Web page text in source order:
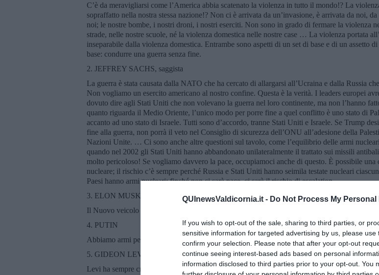
QUInewsValdicornia.it - Do Not Process My
If you wish to opt-out of the sale, sharing to third parties, or
sensitive information for targeted advertising by us, please
confirm your selection. Please note that after your opt-out
continue seeing interest-based ads based on personal
information disclosed to third parties prior to your opt-out. You
C’è da meravigliarsi come l’America abbia scatenato la violenza in tutto il mondo!? La
sopraffatto nella nostra stessa nazione!? Non ci è arrivata da un’invasione, è arrivata da noi,
noi; le nostre bombe, i nostri droni, i nostri eserciti. Non sono in grado di fermare la violenza
strade, nelle nostre scuole, né la violenza domestica nelle nostre case … La violenza portata
inseparabile dalla violenza domestica. Entrambe sono aspetti di un set di base e di un assetto
base: condurre una guerra senza fine.
2. JEFFREY SACHS, saggista
La guerra è stata causata dalla NATO che ha cercato di allargarsi all’Ucraina e dalla Russia
Non vogliamo un esercito americano al nostro confine. Questa è la verità. I leaders europei
dovuto dire agli Stati Uniti che non volevano la guerra nel loro continente, ma non l’hanno
quanto riguarda il Medio Oriente, l’unico modo per porre fine a quel conflitto è uno stato di
accanto ad uno stato di Israele. Tutti sono d’accordo, tranne Stati Uniti e Israele. Se Trump
fine alla guerra, non porrà il veto nel Consiglio di sicurezza dell’ONU all’adesione della
Nazioni Unite. … Ci sono anche altre questioni sul tavolo, come l’equilibrio delle armi
quando nel 2002 gli Stati Uniti hanno abbandonato unilateralmente il trattato sui missili
molto pericoloso! Se vogliamo davvero la pace, occupiamoci anche di questo. È possibile una
nucleare; il rischio c’è sempre perché Russia e Stati Uniti hanno seimila testate nucleari
Paesi hanno armi nucleari: finché non ci sarà pace, ci sarà il rischio di escalation.
3. ELON MUSK
Il Nuovo veicolo di SpaceX potrebbe distruggere la Russia in pochi secondi!
4. PUTIN
Abbiamo armi per colpire i Paesi occidentali … abbiamo un supermissile che non è possibile
5. GIDEON LEVI, giornalista israeliano
Levi ha sempre criticato la politica di Israele, che lui definisce apertamente uno Stato di